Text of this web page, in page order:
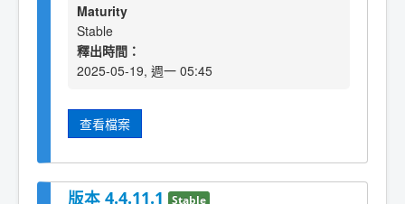
Maturity
Stable
釋出時間：
2025-05-19, 週一 05:45
查看檔案
版本 4.4.11.1 Stable